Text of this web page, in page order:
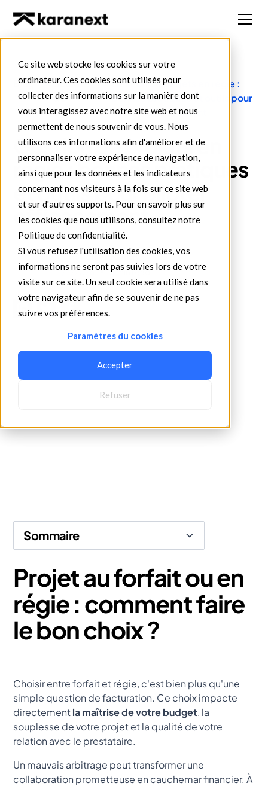
Ce site web stocke les cookies sur votre
ordinateur. Ces cookies sont utilisés pour
collecter des informations sur la manière dont
vous interagissez avec notre site web et nous
permettent de nous souvenir de vous. Nous
utilisons ces informations afin d'améliorer et de
personnaliser votre expérience de navigation,
ainsi que pour les données et les indicateurs
concernant nos visiteurs à la fois sur ce site web
et sur d'autres supports. Pour en savoir plus sur
les cookies que nous utilisons, consultez notre
Politique de confidentialité.
Si vous refusez l'utilisation des cookies, vos
informations ne seront pas suivies lors de votre
visite sur ce site. Un seul cookie sera utilisé dans
votre navigateur afin de se souvenir de ne pas
suivre vos préférences.
Paramètres du cookies
Accepter
Refuser
Blog
Société
de
services
Gestion de projets en régie :
bonnes pratiques et outils pour
piloter efficacement
Gestion de projets en
régie : bonnes pratiques
et outils pour piloter
efficacement
Christian VERDIER
3/3/2026 • 5 min read
Sommaire
Heading 2
Projet au forfait ou en
régie : comment faire
le bon choix ?
Choisir entre forfait et régie, c'est bien plus qu'une
simple question de facturation. Ce choix impacte
directementla maîtrise de votre budget, la
souplesse de votre projet et la qualité de votre
relation avec le prestataire.
Un mauvais arbitrage peut transformer une
collaboration prometteuse en cauchemar financier. À